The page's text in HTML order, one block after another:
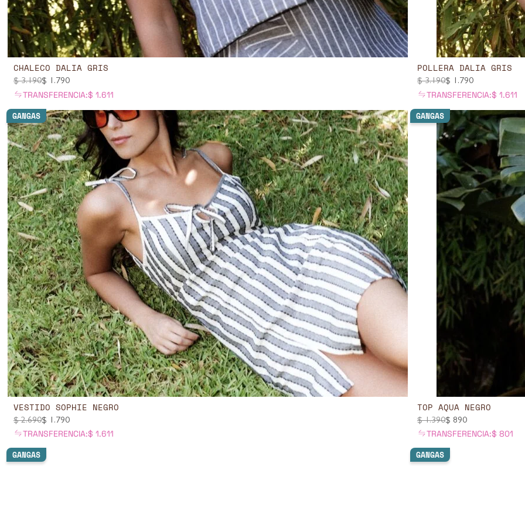
CHALECO DALIA GRIS
$3.190$ 1.790
TRANSFERENCIA:$ 1.611
POLLERA DALIA GRIS
$3.190$ 1.790
TRANSFERENCIA:$ 1.611
GANGAS
VESTIDO SOPHIE NEGRO
$2.690$ 1.790
TRANSFERENCIA:$ 1.611
GANGAS
TOP AQUA NEGRO
$1.390$ 890
TRANSFERENCIA:$ 801
GANGAS GANGAS